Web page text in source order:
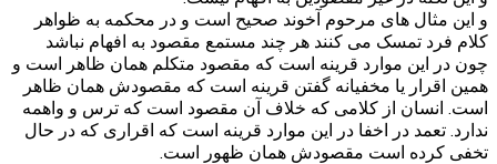
و این مثال های مرحوم آخوند صحیح است و در محکمه به ظواهر
کلام فرد تمسک می کنند هر چند مستمع مقصود به افهام نباشد
چون در این موارد قرینه است که مقصود متکلم همان ظاهر است و
همین اقرار یا مخفیانه گفتن قرینه است که مقصودش همان ظاهر
است. انسان از کلامی که خلاف آن مقصود است که ترس و واهمه
ندارد. تعمد در اخفا در این موارد قرینه است که اقراری که در حال
تخفی کرده است مقصودش همان ظهور است.